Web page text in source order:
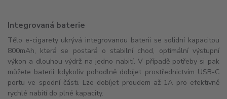
Integrovaná baterie
Tělo e-cigarety ukrývá integrovanou baterii se solidní kapacitou
800mAh, která se postará o stabilní chod, optimální výstupní
výkon a dlouhou výdrž na jedno nabití. V případě potřeby si pak
můžete baterii kdykoliv pohodlně dobíjet prostřednictvím USB-C
portu ve spodní části. Lze dobíjet proudem až 1A pro efektivně
rychlé nabití do plné kapacity.